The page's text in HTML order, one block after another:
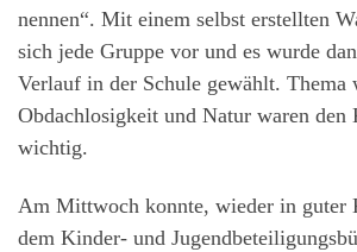
nennen“. Mit einem selbst erstellten
sich jede Gruppe vor und es wurde
Verlauf in der Schule gewählt. Thema
Obdachlosigkeit und Natur waren den
wichtig.
Am Mittwoch konnte, wieder in guter
dem Kinder- und